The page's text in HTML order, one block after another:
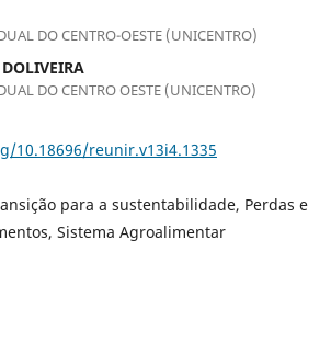
DO CENTRO-OESTE (UNICENTRO)
DO CENTRO OESTE (UNICENTRO)
10.18696/reunir.v13i4.1335
para a sustentabilidade, Perdas e
Sistema Agroalimentar